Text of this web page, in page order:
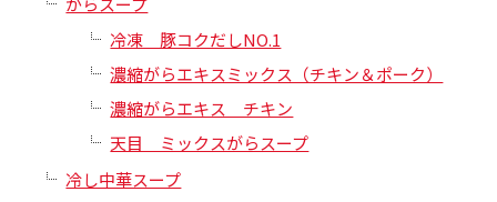
冷凍 豚コクだしNO.1
濃縮がらエキスミックス（チキン＆ポーク）
濃縮がらエキス チキン
天目 ミックスがらスープ
冷し中華スープ